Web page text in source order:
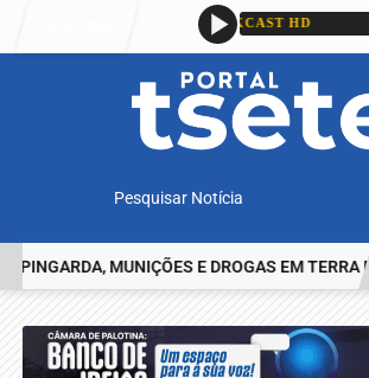
Pesquisar Notícia
MUNIÇÕES E DROGAS EM TERRA ROXA